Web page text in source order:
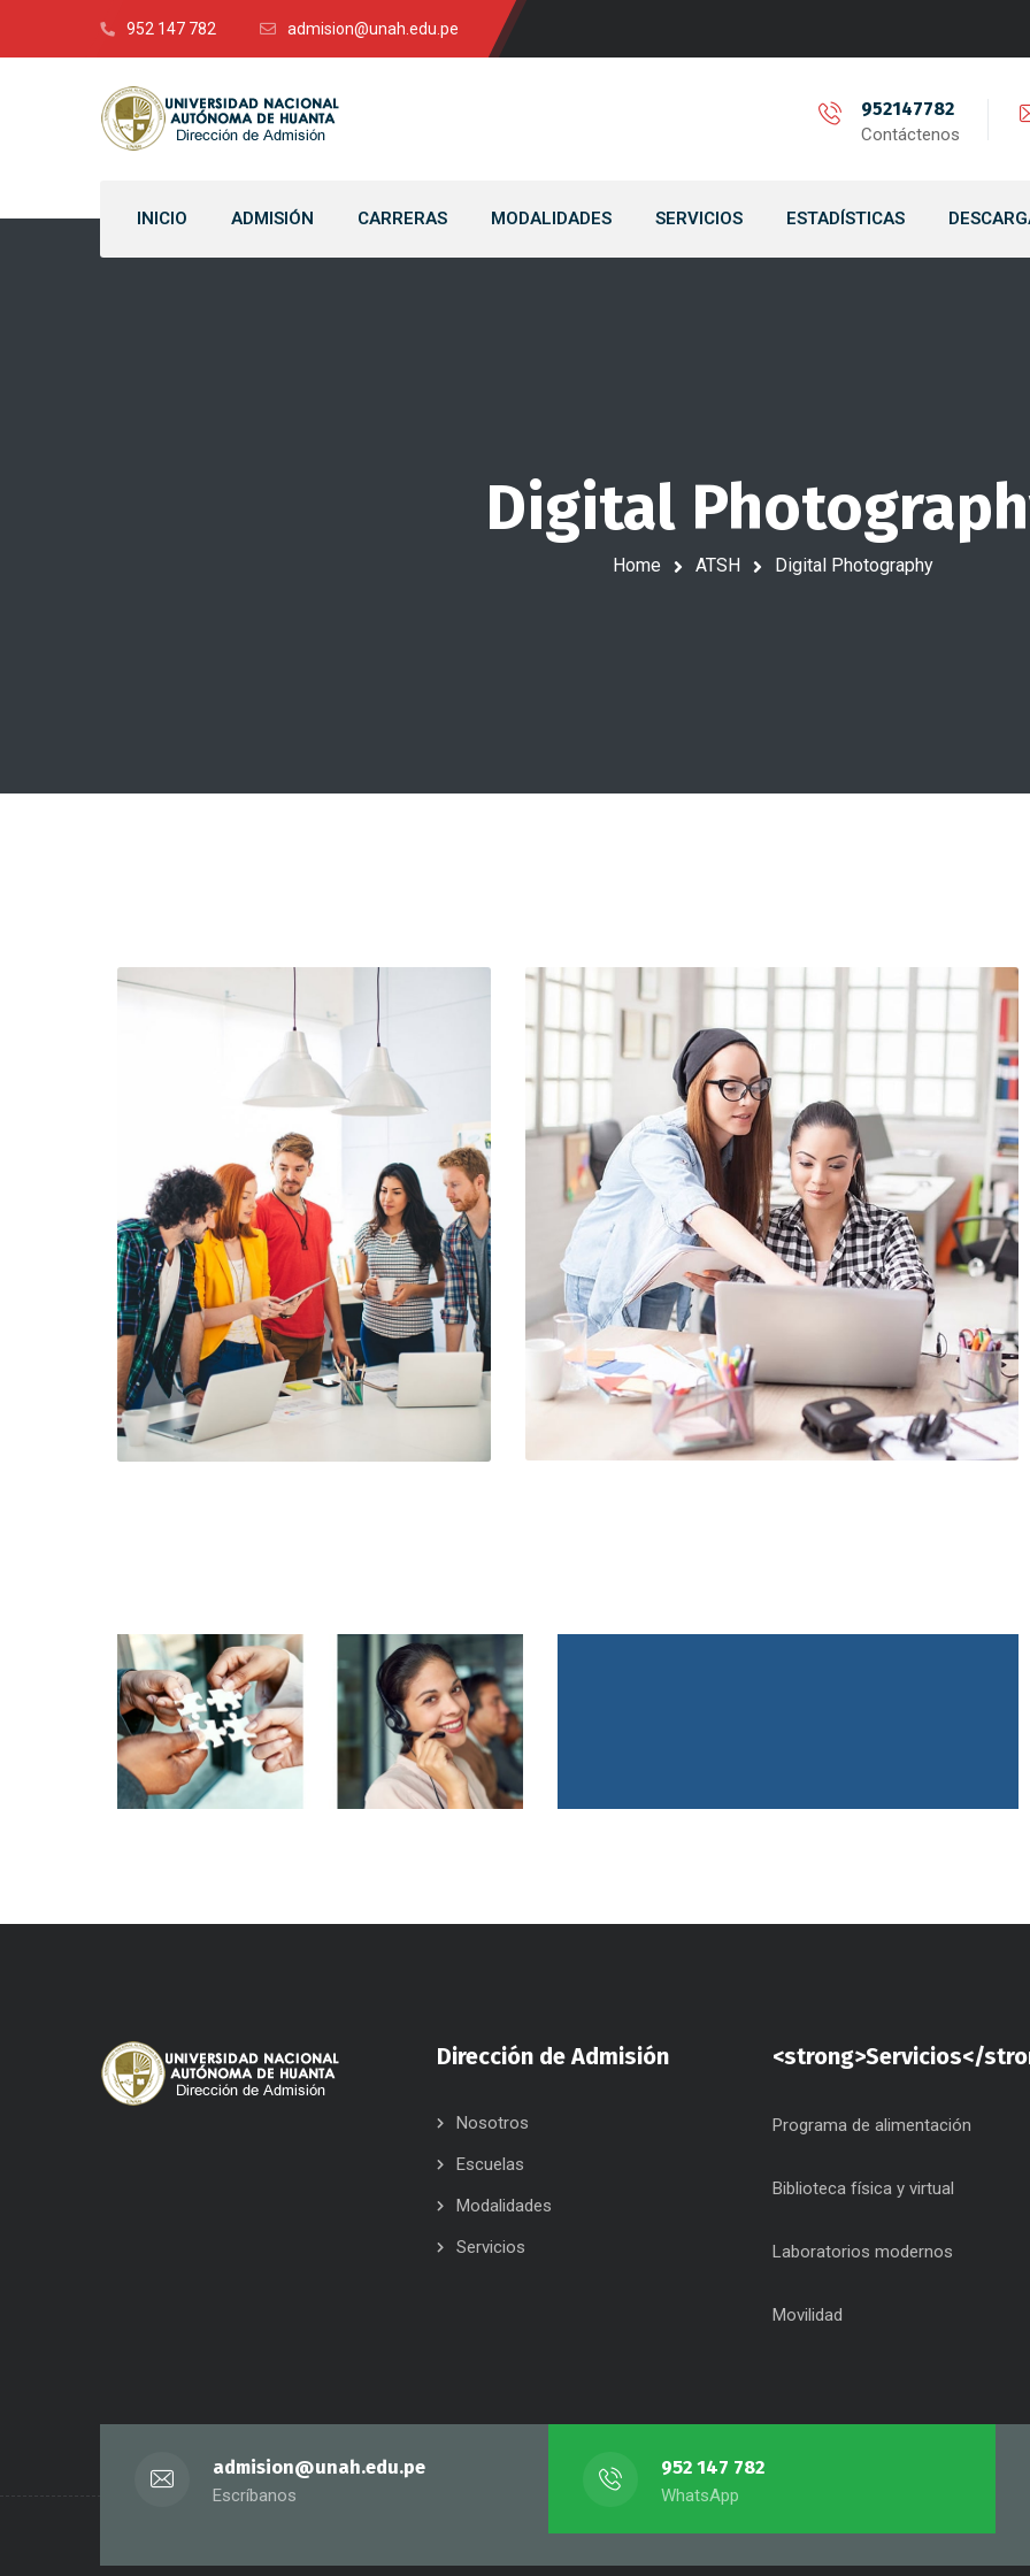
952 147 782 admision@unah.edu.pe
952147782
Contáctenos
INICIO ADMISIÓN CARRERAS MODALIDADES SERVICIOS ESTADÍSTICAS
Digital
Home ATSH Digital Photography
Dirección de Admisión
Nosotros
Escuelas
Modalidades
Servicios
<strong>Servicios</
Programa de alimentación
Biblioteca física y virtual
Laboratorios modernos
Movilidad
admision@unah.edu.pe
Escríbanos
952 147 782
WhatsApp